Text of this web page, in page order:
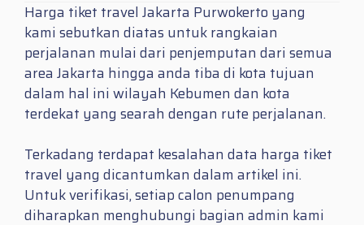
Harga tiket travel Jakarta Purwokerto yang
kami sebutkan diatas untuk rangkaian
perjalanan mulai dari penjemputan dari semua
area Jakarta hingga anda tiba di kota tujuan
dalam hal ini wilayah Kebumen dan kota
terdekat yang searah dengan rute perjalanan.
Terkadang terdapat kesalahan data harga tiket
travel yang dicantumkan dalam artikel ini.
Untuk verifikasi, setiap calon penumpang
diharapkan menghubungi bagian admin kami